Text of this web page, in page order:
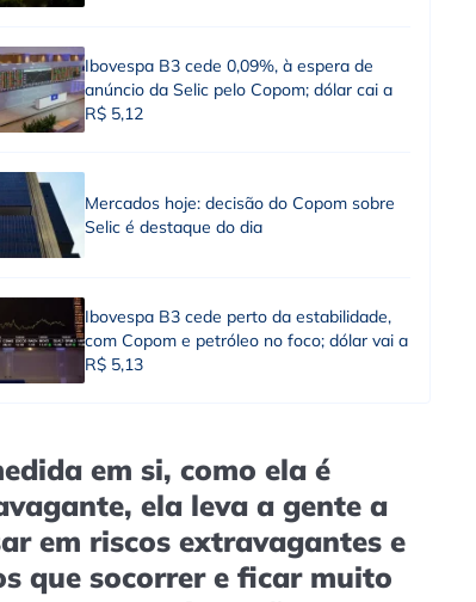
Ibovespa B3 cede 0,09%, à espera de
anúncio da Selic pelo Copom; dólar cai a
R$ 5,12
Mercados hoje: decisão do Copom sobre
Selic é destaque do dia
Ibovespa B3 cede perto da estabilidade,
com Copom e petróleo no foco; dólar vai a
R$ 5,13
em si, como ela é
ela leva a gente a
em riscos extravagantes e
que socorrer e ficar muito